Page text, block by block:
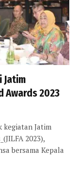
Jatim
Awards 2023
kegiatan Jatim
2023),
bersama Kepala